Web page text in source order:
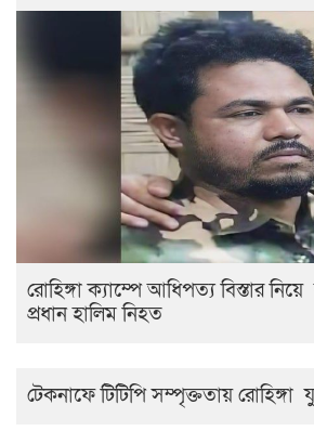
রোহিঙ্গা ক্যাম্পে আধিপত্য বিস্তার নিয়ে
প্রধান হালিম নিহত
টেকনাফে টিটিপি সম্পৃক্ততায়